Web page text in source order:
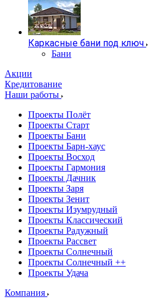
Каркасные бани под ключ
Бани
Акции
Кредитование
Наши работы
Проекты Полёт
Проекты Старт
Проекты Бани
Проекты Барн-хаус
Проекты Восход
Проекты Гармония
Проекты Дачник
Проекты Заря
Проекты Зенит
Проекты Изумрудный
Проекты Классический
Проекты Радужный
Проекты Рассвет
Проекты Солнечный
Проекты Солнечный ++
Проекты Удача
Компания